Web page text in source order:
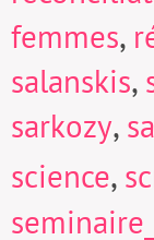
femmes,
salanskis,
sarkozy,
science,